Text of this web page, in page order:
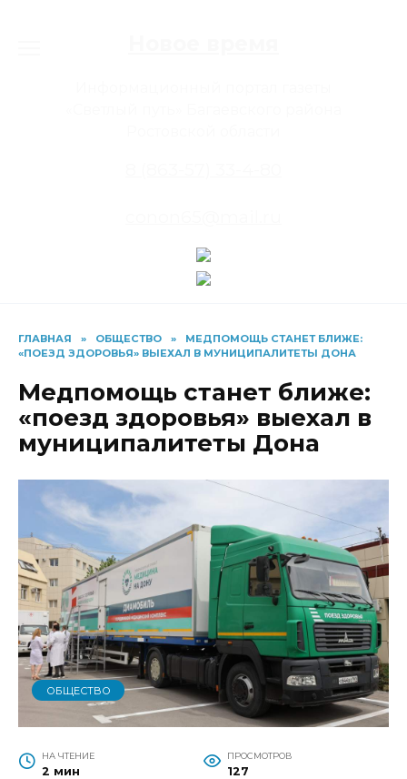
ГЛАВНАЯ » ОБЩЕСТВО »
МЕДПОМОЩЬ СТАНЕТ БЛИЖЕ:
«ПОЕЗД ЗДОРОВЬЯ» ВЫЕХАЛ В МУНИЦИПАЛИТЕТЫ ДОНА
Медпомощь станет ближе:
«поезд здоровья» выехал в
муниципалитеты Дона
ОБЩЕСТВО
НА ЧТЕНИЕ
2 мин
ПРОСМОТРОВ
127